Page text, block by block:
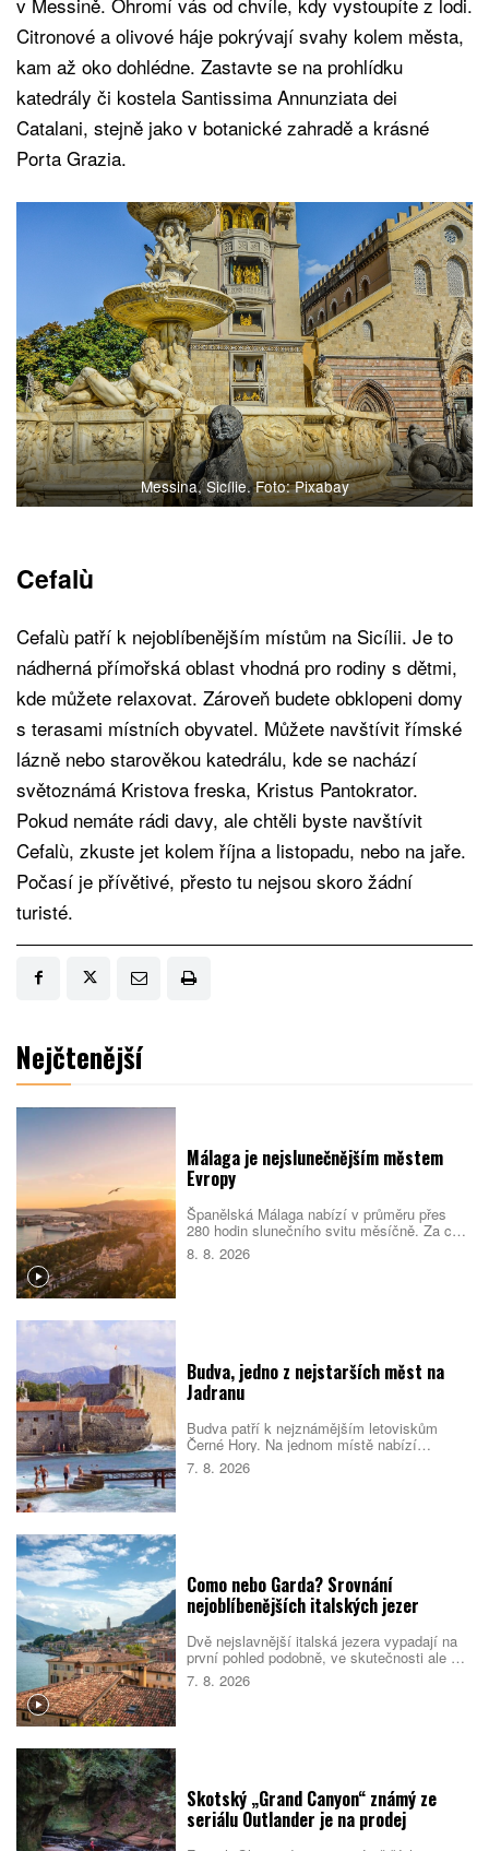
Citronové a olivové háje pokrývají svahy kolem města,
kam až oko dohlédne. Zastavte se na prohlídku
katedrály či kostela Santissima Annunziata dei
Catalani, stejně jako v botanické zahradě a krásné
Porta Grazia.
Messina, Sicílie. Foto: Pixabay
Cefalù
Cefalù patří k nejoblíbenějším místům na Sicílii. Je to
nádherná přímořská oblast vhodná pro rodiny s dětmi,
kde můžete relaxovat. Zároveň budete obklopeni domy
s terasami místních obyvatel. Můžete navštívit římské
lázně nebo starověkou katedrálu, kde se nachází
světoznámá Kristova freska, Kristus Pantokrator.
Pokud nemáte rádi davy, ale chtěli byste navštívit
Cefalù, zkuste jet kolem října a listopadu, nebo na jaře.
Počasí je přívětivé, přesto tu nejsou skoro žádní
turisté.
Nejčtenější
Málaga je nejslunečnějším městem
Evropy
Španělská Málaga nabízí v průměru přes
280 hodin slunečního svitu měsíčně. Za celý
rok tak nasbírá více než 3000 slunečných
hodin a podle srovnání cestovatelského
8. 8. 2026
Budva, jedno z nejstarších měst na
Jadranu
Budva patří k nejznámějším letoviskům
Černé Hory. Na jednom místě nabízí
opevněné staré město, dlouhé městské
pláže, menší zátoky i snadné výlety podél
7. 8. 2026
Como nebo Garda? Srovnání
nejoblíbenějších italských jezer
Dvě nejslavnější italská jezera vypadají na
první pohled podobně, ve skutečnosti ale cílí
na jiné cestovatele. Como staví na eleganci,
vilách a klidnější atmosféře. Garda je větší,
7. 8. 2026
Skotský „Grand Canyon“ známý ze
seriálu Outlander je na prodej